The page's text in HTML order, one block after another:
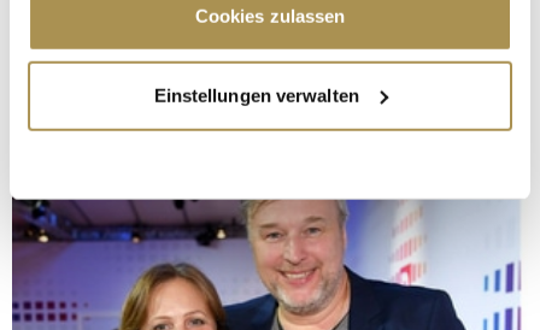
Trigger Symbol ändern oder widerrufen
Informationen über Ihre geografische Lage
erfassen, welche bis auf einige Meter genau sein
bestimmten Merkmalen (Fingerprinting) identifizieren
Erfahren Sie mehr darüber, wie Ihre persönlichen Daten
verarbeitet werden, und legen Sie Ihre Präferenzen im
Abschnitt Einzelheitenfest.
Cookies zulassen
Einstellungen verwalten